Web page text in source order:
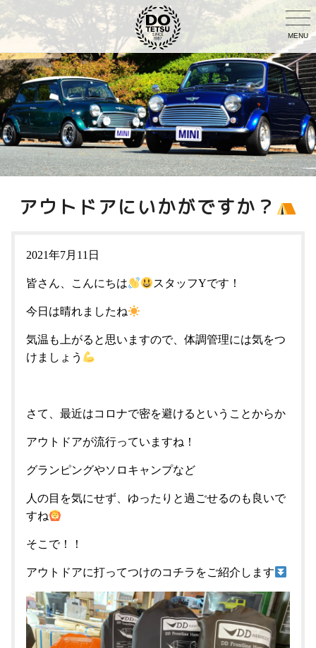
MENU
アウトドアにいかがですか？
2021年7月11日
皆さん、こんにちは スタッフYです！
今日は晴れましたね
気温も上がると思いますので、体調管理には気をつ
けましょう
さて、最近はコロナで密を避けるということからか
アウトドアが流行っていますね！
グランピングやソロキャンプなど
人の目を気にせず、ゆったりと過ごせるのも良いで
すね
そこで！！
アウトドアに打ってつけのコチラをご紹介します